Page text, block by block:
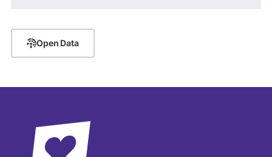
Open Data